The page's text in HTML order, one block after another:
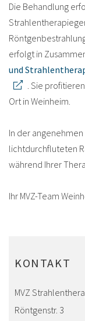
Die Behandlung
erfolgt in
und
. Sie
Ort in Weinheim.
In der
lichtdurchfluteten
während Ihrer
Ihr MVZ-Team
KONTAKT
MVZ
Röntgenstr. 3